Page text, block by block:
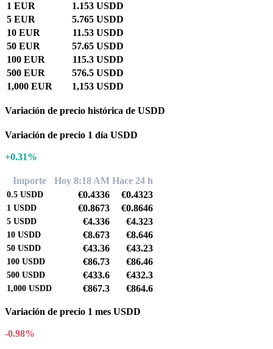
1 EUR
1.153 USDD
5 EUR
5.765 USDD
10 EUR
11.53 USDD
50 EUR
57.65 USDD
100 EUR
115.3 USDD
500 EUR
576.5 USDD
1,000 EUR
1,153 USDD
Variación de precio histórica de USDD
Variación de precio 1 día USDD
+0.31%
Importe Hoy 8:18 AM Hace 24 h
0.5 USDD €0.4336 €0.4323
1 USDD €0.8673 €0.8646
5 USDD €4.336 €4.323
10 USDD €8.673 €8.646
50 USDD €43.36 €43.23
100 USDD €86.73 €86.46
500 USDD €433.6 €432.3
1,000 USDD €867.3 €864.6
Variación de precio 1 mes USDD
-0.98%